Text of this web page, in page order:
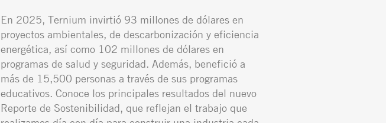
En 2025, Ternium invirtió 93 millones de dólares en
proyectos ambientales, de descarbonización y eficiencia
energética, así como 102 millones de dólares en
programas de salud y seguridad. Además, benefició a
más de 15,500 personas a través de sus programas
educativos. Conoce los principales resultados del nuevo
Reporte de Sostenibilidad, que reflejan el trabajo que